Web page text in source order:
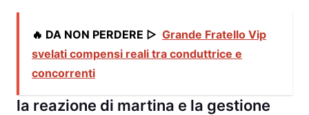
🔥 DA NON PERDERE ▷ Grande Fratello Vip
svelati compensi reali tra conduttrice e
concorrenti
la reazione di martina e la gestione